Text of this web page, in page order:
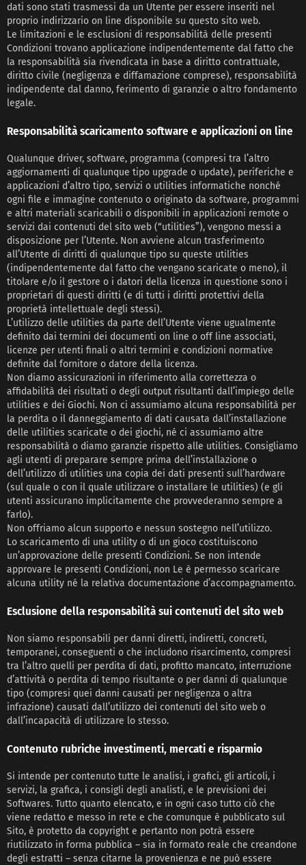
dati sono stati trasmessi da un Utente per essere inseriti nel
proprio indirizzario on line disponibile su questo sito web.
Le limitazioni e le esclusioni di responsabilità delle presenti
Condizioni trovano applicazione indipendentemente dal fatto che
la responsabilità sia rivendicata in base a diritto contrattuale,
diritto civile (negligenza e diffamazione comprese), responsabilità
indipendente dal danno, ferimento di garanzie o altro fondamento
legale.
Responsabilità scaricamento software e applicazioni on line
Qualunque driver, software, programma (compresi tra l’altro
aggiornamenti di qualunque tipo upgrade o update), periferiche e
applicazioni d’altro tipo, servizi o utilities informatiche nonché
ogni file e immagine contenuto o originato da software, programmi
e altri materiali scaricabili o disponibili in applicazioni remote o
servizi dai contenuti del sito web (“utilities”), vengono messi a
disposizione per l’Utente. Non avviene alcun trasferimento
all’Utente di diritti di qualunque tipo su queste utilities
(indipendentemente dal fatto che vengano scaricate o meno), il
titolare e/o il gestore o i datori della licenza in questione sono i
proprietari di questi diritti (e di tutti i diritti protettivi della
proprietà intellettuale degli stessi).
L’utilizzo delle utilities da parte dell’Utente viene ugualmente
definito dai termini dei documenti on line o off line associati,
licenze per utenti finali o altri termini e condizioni normative
definite dal fornitore o datore della licenza.
Non diamo assicurazioni in riferimento alla correttezza o
affidabilità dei risultati o degli output risultanti dall’impiego delle
utilities e dei Giochi. Non ci assumiamo alcuna responsabilità per
la perdita o il danneggiamento di dati causata dall’installazione
delle utilities scaricate o dei giochi, né ci assumiamo altre
responsabilità o diamo garanzie rispetto alle utilities. Consigliamo
agli utenti di preparare sempre prima dell’installazione o
dell’utilizzo di utilities una copia dei dati presenti sull’hardware
(sul quale o con il quale utilizzare o installare le utilities) (e gli
utenti assicurano implicitamente che provvederanno sempre a
farlo).
Non offriamo alcun supporto e nessun sostegno nell’utilizzo.
Lo scaricamento di una utility o di un gioco costituiscono
un’approvazione delle presenti Condizioni. Se non intende
approvare le presenti Condizioni, non Le è permesso scaricare
alcuna utility né la relativa documentazione d’accompagnamento.
Esclusione della responsabilità sui contenuti del sito web
Non siamo responsabili per danni diretti, indiretti, concreti,
temporanei, conseguenti o che includono risarcimento, compresi
tra l’altro quelli per perdita di dati, profitto mancato, interruzione
d’attività o perdita di tempo risultante o per danni di qualunque
tipo (compresi quei danni causati per negligenza o altra
infrazione) causati dall’utilizzo dei contenuti del sito web o
dall’incapacità di utilizzare lo stesso.
Contenuto rubriche investimenti, mercati e risparmio
Si intende per contenuto tutte le analisi, i grafici, gli articoli, i
servizi, la grafica, i consigli degli analisti, e le previsioni dei
Softwares. Tutto quanto elencato, e in ogni caso tutto ciò che
viene redatto e messo in rete e che comunque è pubblicato sul
Sito, è protetto da copyright e pertanto non potrà essere
riutilizzato in forma pubblica – sia in formato reale che creandone
degli estratti – senza citarne la provenienza e ne può essere